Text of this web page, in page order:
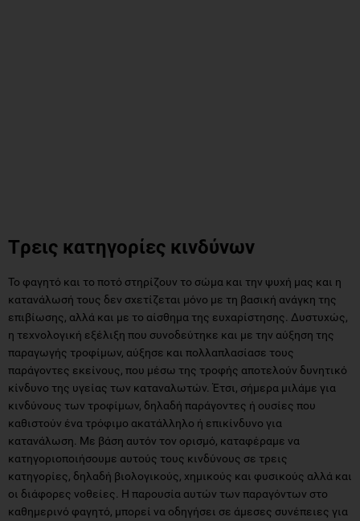
Tρεις κατηγορίες κινδύνων
Το φαγητό και το ποτό στηρίζουν το σώμα και την ψυχή μας και η
κατανάλωσή τους δεν σχετίζεται μόνο με τη βασική ανάγκη της
επιβίωσης, αλλά και με το αίσθημα της ευχαρίστησης. Δυστυχώς,
η τεχνολογική εξέλιξη που συνοδεύτηκε και με την αύξηση της
παραγωγής τροφίμων, αύξησε και πολλαπλασίασε τους
παράγοντες εκείνους, που μέσω της τροφής αποτελούν δυνητικό
κίνδυνο της υγείας των καταναλωτών. Έτσι, σήμερα μιλάμε για
κινδύνους των τροφίμων, δηλαδή παράγοντες ή ουσίες που
καθιστούν ένα τρόφιμο ακατάλληλο ή επικίνδυνο για
κατανάλωση. Με βάση αυτόν τον ορισμό, καταφέραμε να
κατηγοριοποιήσουμε αυτούς τους κινδύνους σε τρεις
κατηγορίες, δηλαδή βιολογικούς, χημικούς και φυσικούς αλλά και
οι διάφορες νοθείες. Η παρουσία αυτών των παραγόντων στο
καθημερινό φαγητό, μπορεί να οδηγήσει σε άμεσες συνέπειες για